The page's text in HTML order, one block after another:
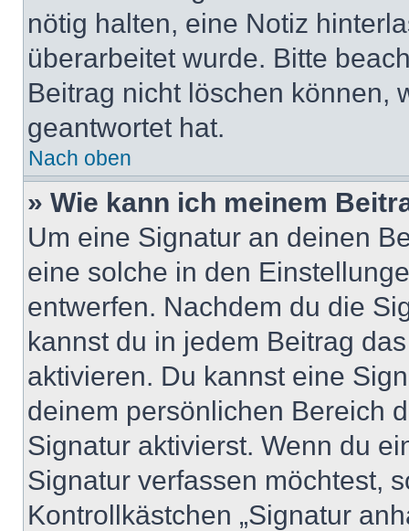
nötig halten, eine Notiz
überarbeitet wurde. Bitte
Beitrag nicht löschen können,
geantwortet hat.
Nach oben
» Wie kann ich meinem
Um eine Signatur an deinen
eine solche in den
entwerfen. Nachdem du die
kannst du in jedem Beitrag
aktivieren. Du kannst eine
deinem persönlichen Bereich
Signatur aktivierst. Wenn du
Signatur verfassen möchtest,
Kontrollkästchen „Signatur